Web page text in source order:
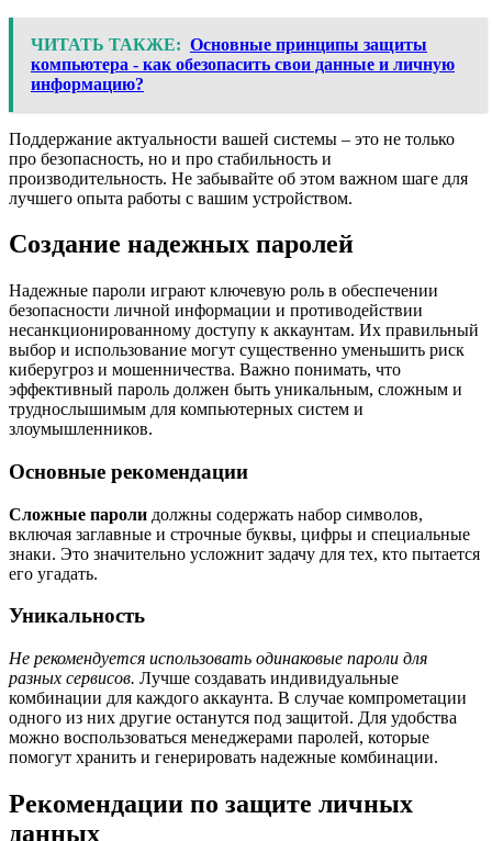
ЧИТАТЬ ТАКЖЕ: Основные принципы защиты
компьютера - как обезопасить свои данные и личную
информацию?
Поддержание актуальности вашей системы – это не только
про безопасность, но и про стабильность и
производительность. Не забывайте об этом важном шаге для
лучшего опыта работы с вашим устройством.
Создание надежных паролей
Надежные пароли играют ключевую роль в обеспечении
безопасности личной информации и противодействии
несанкционированному доступу к аккаунтам. Их правильный
выбор и использование могут существенно уменьшить риск
киберугроз и мошенничества. Важно понимать, что
эффективный пароль должен быть уникальным, сложным и
труднослышимым для компьютерных систем и
злоумышленников.
Основные рекомендации
Сложные пароли должны содержать набор символов,
включая заглавные и строчные буквы, цифры и специальные
знаки. Это значительно усложнит задачу для тех, кто пытается
его угадать.
Уникальность
Не рекомендуется использовать одинаковые пароли для
разных сервисов. Лучше создавать индивидуальные
комбинации для каждого аккаунта. В случае компрометации
одного из них другие останутся под защитой. Для удобства
можно воспользоваться менеджерами паролей, которые
помогут хранить и генерировать надежные комбинации.
Рекомендации по защите личных
данных